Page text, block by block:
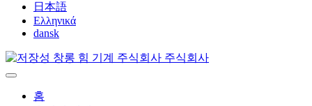
日本語
Ελληνικά
dansk
홈